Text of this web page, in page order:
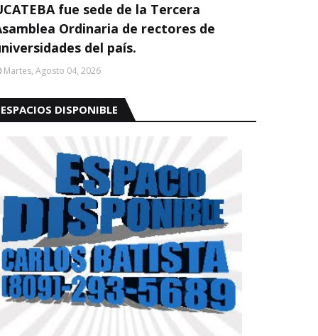
fue sede de la Tercera
Ordinaria de rectores de
del país.
Martes, Agosto 04, 2026
ESPACIOS DISPONIBLE